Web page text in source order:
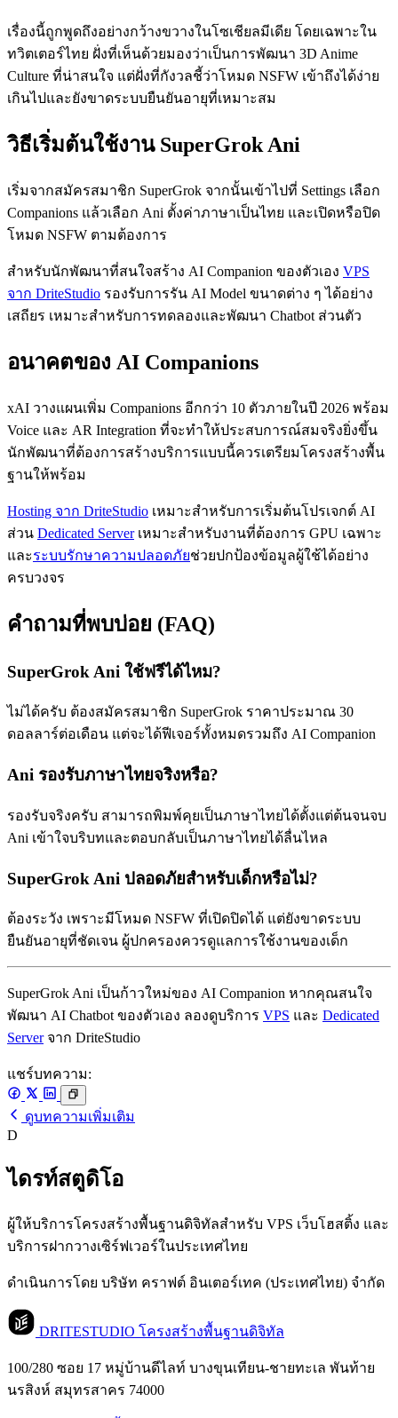
เรื่องนี้ถูกพูดถึงอย่างกว้างขวางในโซเชียลมีเดีย โดยเฉพาะใน
ทวิตเตอร์ไทย ฝั่งที่เห็นด้วยมองว่าเป็นการพัฒนา 3D Anime
Culture ที่น่าสนใจ แต่ฝั่งที่กังวลชี้ว่าโหมด NSFW เข้าถึงได้ง่าย
เกินไปและยังขาดระบบยืนยันอายุที่เหมาะสม
วิธีเริ่มต้นใช้งาน SuperGrok Ani
เริ่มจากสมัครสมาชิก SuperGrok จากนั้นเข้าไปที่ Settings เลือก
Companions แล้วเลือก Ani ตั้งค่าภาษาเป็นไทย และเปิดหรือปิด
โหมด NSFW ตามต้องการ
สำหรับนักพัฒนาที่สนใจสร้าง AI Companion ของตัวเอง VPS
จาก DriteStudio รองรับการรัน AI Model ขนาดต่าง ๆ ได้อย่าง
เสถียร เหมาะสำหรับการทดลองและพัฒนา Chatbot ส่วนตัว
อนาคตของ AI Companions
xAI วางแผนเพิ่ม Companions อีกกว่า 10 ตัวภายในปี 2026 พร้อม
Voice และ AR Integration ที่จะทำให้ประสบการณ์สมจริงยิ่งขึ้น
นักพัฒนาที่ต้องการสร้างบริการแบบนี้ควรเตรียมโครงสร้างพื้น
ฐานให้พร้อม
Hosting จาก DriteStudio เหมาะสำหรับการเริ่มต้นโปรเจกต์ AI
ส่วน Dedicated Serverเหมาะสำหรับงานที่ต้องการ GPU เฉพาะ
และระบบรักษาความปลอดภัยช่วยปกป้องข้อมูลผู้ใช้ได้อย่าง
ครบวงจร
คำถามที่พบบ่อย (FAQ)
SuperGrok Ani ใช้ฟรีได้ไหม?
ไม่ได้ครับ ต้องสมัครสมาชิก SuperGrok ราคาประมาณ 30
ดอลลาร์ต่อเดือน แต่จะได้ฟีเจอร์ทั้งหมดรวมถึง AI Companion
Ani รองรับภาษาไทยจริงหรือ?
รองรับจริงครับ สามารถพิมพ์คุยเป็นภาษาไทยได้ตั้งแต่ต้นจนจบ
Ani เข้าใจบริบทและตอบกลับเป็นภาษาไทยได้ลื่นไหล
SuperGrok Ani ปลอดภัยสำหรับเด็กหรือไม่?
ต้องระวัง เพราะมีโหมด NSFW ที่เปิดปิดได้ แต่ยังขาดระบบ
ยืนยันอายุที่ชัดเจน ผู้ปกครองควรดูแลการใช้งานของเด็ก
SuperGrok Ani เป็นก้าวใหม่ของ AI Companion หากคุณสนใจ
พัฒนา AI Chatbot ของตัวเอง ลองดูบริการ VPS และ Dedicated
Serverจาก DriteStudio
แชร์บทความ:
ดูบทความเพิ่มเติม
D
ไดรท์สตูดิโอ
ผู้ให้บริการโครงสร้างพื้นฐานดิจิทัลสำหรับ VPS เว็บโฮสติ้ง และ
บริการฝากวางเซิร์ฟเวอร์ในประเทศไทย
ดำเนินการโดย บริษัท คราฟต์ อินเตอร์เทค (ประเทศไทย) จำกัด
DRITESTUDIO โครงสร้างพื้นฐานดิจิทัล
100/280 ซอย 17 หมู่บ้านดีไลท์ บางขุนเทียน-ชายทะเล พันท้าย
นรสิงห์ สมุทรสาคร 74000